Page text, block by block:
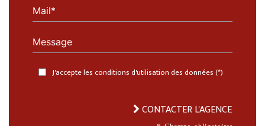
Mail*
Message
J'accepte les conditions d'utilisation des données (*)
CONTACTER L'AGENCE